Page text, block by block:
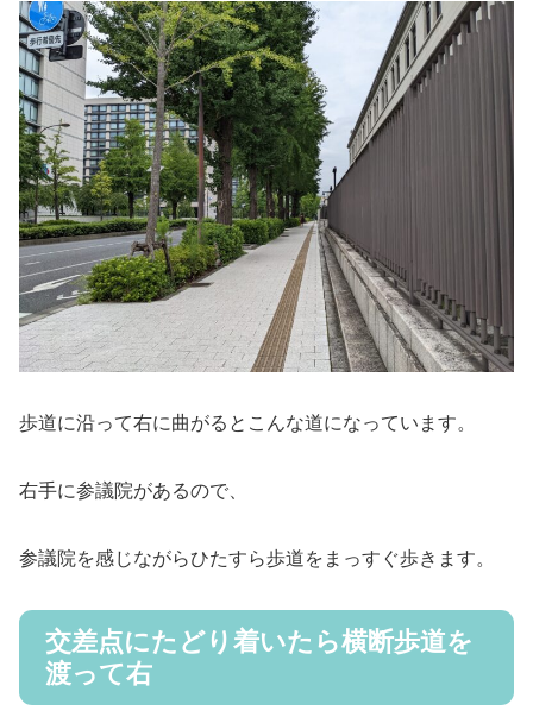
歩道に沿って右に曲がるとこんな道になっています。
右手に参議院があるので、
参議院を感じながらひたすら歩道をまっすぐ歩きます。
交差点にたどり着いたら横断歩道を
渡って右